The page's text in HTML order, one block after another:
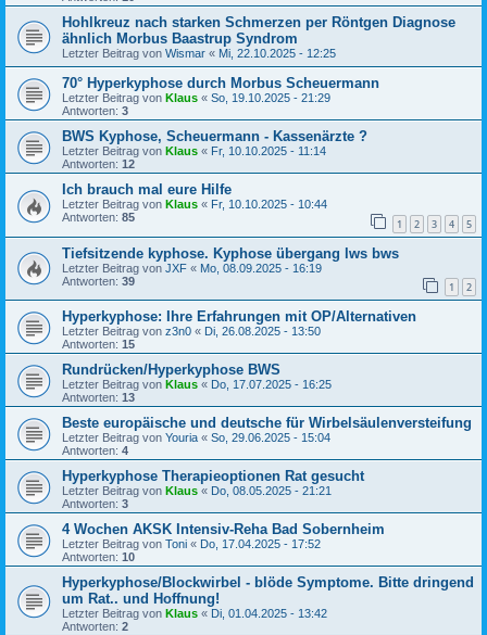
Hohlkreuz nach starken Schmerzen per Röntgen Diagnose
ähnlich Morbus Baastrup Syndrom
Letzter Beitrag von Wismar « Mi, 22.10.2025 - 12:25
70° Hyperkyphose durch Morbus Scheuermann
Letzter Beitrag von Klaus « So, 19.10.2025 - 21:29
Antworten: 3
BWS Kyphose, Scheuermann - Kassenärzte ?
Letzter Beitrag von Klaus « Fr, 10.10.2025 - 11:14
Antworten: 12
Ich brauch mal eure Hilfe
Letzter Beitrag von Klaus « Fr, 10.10.2025 - 10:44
Antworten: 85 1 2 3 4 5
Tiefsitzende kyphose. Kyphose übergang lws bws
Letzter Beitrag von JXF « Mo, 08.09.2025 - 16:19
Antworten: 39 1 2
Hyperkyphose: Ihre Erfahrungen mit OP/Alternativen
Letzter Beitrag von z3n0 « Di, 26.08.2025 - 13:50
Antworten: 15
Rundrücken/Hyperkyphose BWS
Letzter Beitrag von Klaus « Do, 17.07.2025 - 16:25
Antworten: 13
Beste europäische und deutsche für Wirbelsäulenversteifung
Letzter Beitrag von Youria « So, 29.06.2025 - 15:04
Antworten: 4
Hyperkyphose Therapieoptionen Rat gesucht
Letzter Beitrag von Klaus « Do, 08.05.2025 - 21:21
Antworten: 3
4 Wochen AKSK Intensiv-Reha Bad Sobernheim
Letzter Beitrag von Toni « Do, 17.04.2025 - 17:52
Antworten: 10
Hyperkyphose/Blockwirbel - blöde Symptome. Bitte dringend
um Rat.. und Hoffnung!
Letzter Beitrag von Klaus « Di, 01.04.2025 - 13:42
Antworten: 2